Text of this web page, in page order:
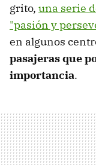
grito, una serie
"pasión y
en algunos
pasajeras que
importancia.